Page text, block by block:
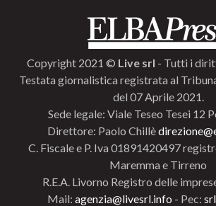
Copyright 2021 © Live srl - Tutti i
Testata giornalistica registrata al
del 07 Aprile 2021.
Sede legale: Viale Teseo Tesei 12
Direttore: Paolo Chillè
C. Fiscale e P. Iva 01891420497
Maremma e Tirreno
R.E.A. Livorno Registro delle
Mail: agenzia@livesrl.info - Pec: